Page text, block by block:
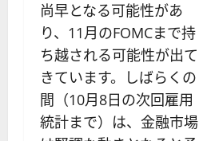
尚早となる可能性があ
り、11月のFOMCまで持
ち越される可能性が出て
きています。しばらくの
間（10月8日の次回雇用
統計まで）は、金融市場